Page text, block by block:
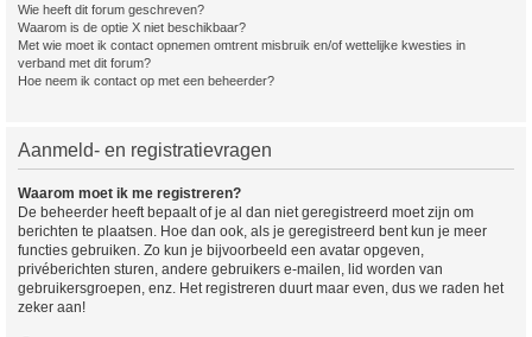
Wie heeft dit forum geschreven?
Waarom is de optie X niet beschikbaar?
Met wie moet ik contact opnemen omtrent misbruik en/of wettelijke kwesties in
verband met dit forum?
Hoe neem ik contact op met een beheerder?
Aanmeld- en registratievragen
Waarom moet ik me registreren?
De beheerder heeft bepaalt of je al dan niet geregistreerd moet zijn om
berichten te plaatsen. Hoe dan ook, als je geregistreerd bent kun je meer
functies gebruiken. Zo kun je bijvoorbeeld een avatar opgeven,
privéberichten sturen, andere gebruikers e-mailen, lid worden van
gebruikersgroepen, enz. Het registreren duurt maar even, dus we raden het
zeker aan!